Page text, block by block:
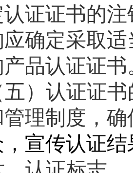
证证书的
确定采取
品认证证书
五）认证证
管理制度，
宣传认证